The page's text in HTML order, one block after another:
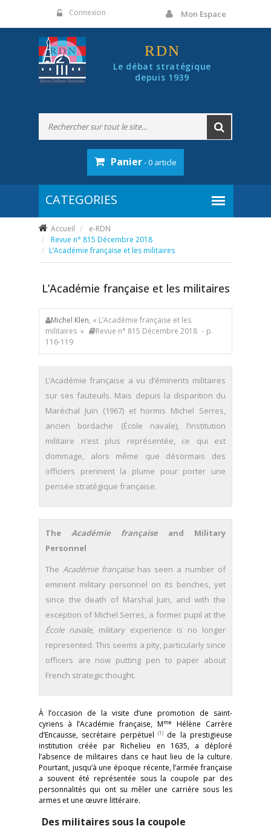
Connexion Mon Espace
RDN
Le débat stratégique
depuis 1939
Panier- 0 article
Accueil
e-RDN
Revue n° 815 Décembre 2018
L’Académie française et les militaires
L’Académie française et les militaires
Michel Klen, « L’Académie française et les
militaires »
Revue n° 815 Décembre 2018 - p.
116-119
L’Académie française a vu d’éminents militaires
sur ses fauteuils. Mais depuis la disparition du
Maréchal Juin (1967) et hormis Michel Serres,
ancien bordache (École navale), l’institution
militaire n’est plus représentée, ce qui est
dommage, alors même que désormais des
officiers prennent la plume pour porter une
pensée stratégique française.
The Académie française and Military
Personnel
The Académie françaisehas seen a number of
eminent military personnel on its benches, yet
since the death of Marshal Juin, and with the
exception of Michel Serres, a former pupil at the
École navale, military experience is no longer
represented. This seems a pity, particularly since
officers are now putting pen to paper about
French strategic thought.
À l’occasion de la visite d’une promotion de saint-
cyriens à l’Académie française, Mme
Hélène Carrère
d’Encausse, secrétaire perpétuel (1) de la prestigieuse
institution créée par Richelieu en 1635, a déploré
l’absence de militaires dans ce haut lieu de la culture.
Pourtant, jusqu’à une époque récente, l’armée française
a souvent été représentée sous la coupole par des
personnalités qui ont su mêler une carrière sous les
armes et une œuvre littéraire.
Des militaires sous la coupole